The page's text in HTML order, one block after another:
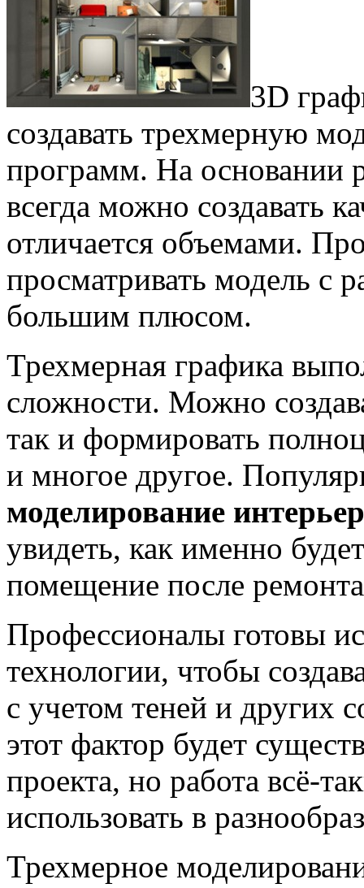
3D
создавать трехмерную
программ. На основании
всегда можно создавать
отличается объемами.
просматривать модель с
большим плюсом.
Трехмерная графика
сложности. Можно
так и формировать
и многое другое.
моделирование
увидеть, как именно
помещение после
Профессионалы готовы
технологии, чтобы
с учетом теней и других
этот фактор будет
проекта, но работа всё-
использовать в
Трехмерное